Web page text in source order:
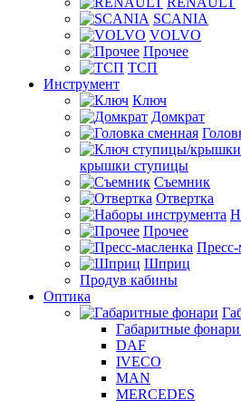
SCANIA
VOLVO
Прочее
ТСП
Инструмент
Ключ
Домкрат
крышки ступицы
Съемник
Отвертка
Прочее
Пресс-
Шприц
Продув кабины
Оптика
Габаритные
DAF
IVECO
MAN
MERCEDES